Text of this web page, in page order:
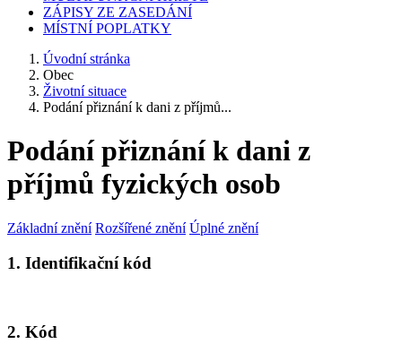
ZÁPISY ZE ZASEDÁNÍ
MÍSTNÍ POPLATKY
Úvodní stránka
Obec
Životní situace
Podání přiznání k dani z příjmů...
Podání přiznání k dani z
příjmů fyzických osob
Základní znění Rozšířené znění Úplné znění
1. Identifikační kód
2. Kód